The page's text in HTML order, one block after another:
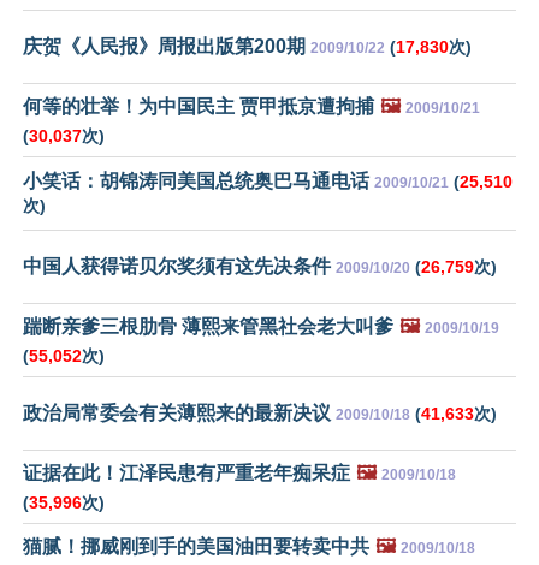
庆贺《人民报》周报出版第200期 2009/10/22 (17,830次)
何等的壮举！为中国民主 贾甲抵京遭拘捕 🖼️ 2009/10/21
(30,037次)
小笑话：胡锦涛同美国总统奥巴马通电话 2009/10/21 (25,510
次)
中国人获得诺贝尔奖须有这先决条件 2009/10/20 (26,759次)
踹断亲爹三根肋骨 薄熙来管黑社会老大叫爹 🖼️ 2009/10/19
(55,052次)
政治局常委会有关薄熙来的最新决议 2009/10/18 (41,633次)
证据在此！江泽民患有严重老年痴呆症 🖼️ 2009/10/18
(35,996次)
猫腻！挪威刚到手的美国油田要转卖中共 🖼️ 2009/10/18